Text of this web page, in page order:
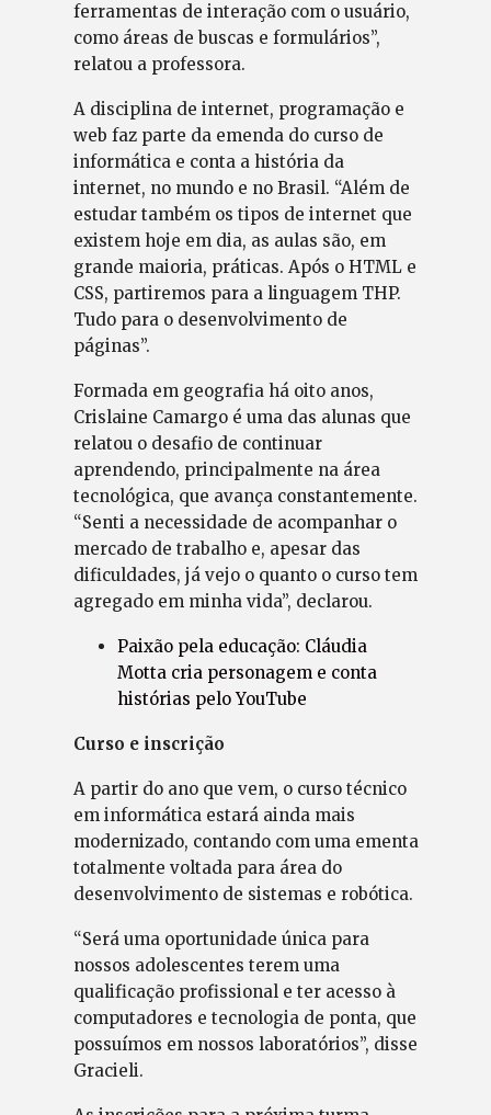
ferramentas de interação com o usuário,
como áreas de buscas e formulários”,
relatou a professora.
A disciplina de internet, programação e
web faz parte da emenda do curso de
informática e conta a história da
internet, no mundo e no Brasil. “Além de
estudar também os tipos de internet que
existem hoje em dia, as aulas são, em
grande maioria, práticas. Após o HTML e
CSS, partiremos para a linguagem THP.
Tudo para o desenvolvimento de
páginas”.
Formada em geografia há oito anos,
Crislaine Camargo é uma das alunas que
relatou o desafio de continuar
aprendendo, principalmente na área
tecnológica, que avança constantemente.
“Senti a necessidade de acompanhar o
mercado de trabalho e, apesar das
dificuldades, já vejo o quanto o curso tem
agregado em minha vida”, declarou.
Paixão pela educação: Cláudia
Motta cria personagem e conta
histórias pelo YouTube
Curso e inscrição
A partir do ano que vem, o curso técnico
em informática estará ainda mais
modernizado, contando com uma ementa
totalmente voltada para área do
desenvolvimento de sistemas e robótica.
“Será uma oportunidade única para
nossos adolescentes terem uma
qualificação profissional e ter acesso à
computadores e tecnologia de ponta, que
possuímos em nossos laboratórios”, disse
Gracieli.